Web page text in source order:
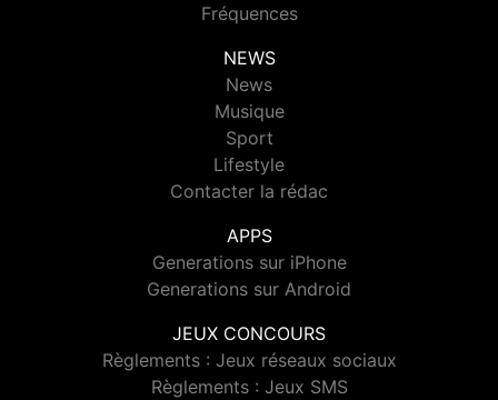
Fréquences
NEWS
News
Musique
Sport
Lifestyle
Contacter la rédac
APPS
Generations sur iPhone
Generations sur Android
JEUX CONCOURS
Règlements : Jeux réseaux sociaux
Règlements : Jeux SMS